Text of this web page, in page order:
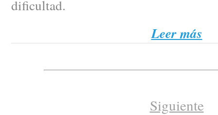
dificultad.
Leer más
Siguiente